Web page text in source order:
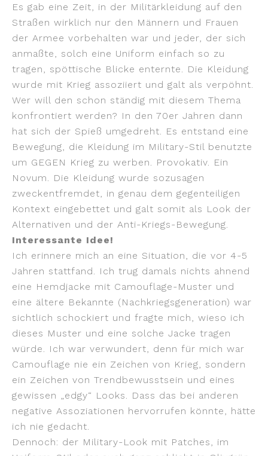
Es gab eine Zeit, in der Militärkleidung auf den
Straßen wirklich nur den Männern und Frauen
der Armee vorbehalten war und jeder, der sich
anmaßte, solch eine Uniform einfach so zu
tragen, spöttische Blicke enternte. Die Kleidung
wurde mit Krieg assoziiert und galt als verpöhnt.
Wer will den schon ständig mit diesem Thema
konfrontiert werden? In den 70er Jahren dann
hat sich der Spieß umgedreht. Es entstand eine
Bewegung, die Kleidung im Military-Stil benutzte
um GEGEN Krieg zu werben. Provokativ. Ein
Novum. Die Kleidung wurde sozusagen
zweckentfremdet, in genau dem gegenteiligen
Kontext eingebettet und galt somit als Look der
Alternativen und der Anti-Kriegs-Bewegung.
Interessante Idee!
Ich erinnere mich an eine Situation, die vor 4-5
Jahren stattfand. Ich trug damals nichts ahnend
eine Hemdjacke mit Camouflage-Muster und
eine ältere Bekannte (Nachkriegsgeneration) war
sichtlich schockiert und fragte mich, wieso ich
dieses Muster und eine solche Jacke tragen
würde. Ich war verwundert, denn für mich war
Camouflage nie ein Zeichen von Krieg, sondern
ein Zeichen von Trendbewusstsein und eines
gewissen „edgy“ Looks. Dass das bei anderen
negative Assoziationen hervorrufen könnte, hätte
ich nie gedacht.
Dennoch: der Military-Look mit Patches, im